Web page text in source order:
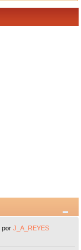
porJ_A_REYES